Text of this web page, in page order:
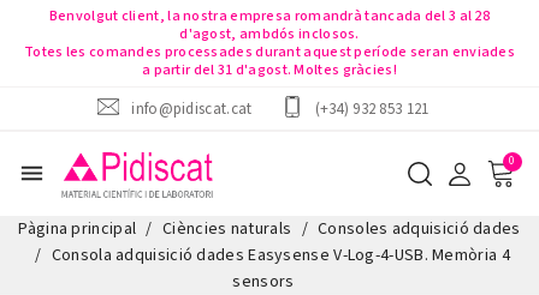
Benvolgut client, la nostra empresa romandrà tancada del 3 al 28
d'agost, ambdós inclosos.
Totes les comandes processades durant aquest període seran enviades
a partir del 31 d'agost. Moltes gràcies!
info@pidiscat.cat
(+34) 932 853 121
menu
Pàgina principal Ciències naturals
Consoles adquisició dades
Consola adquisició dades Easysense V-Log-4-USB. Memòria 4
sensors